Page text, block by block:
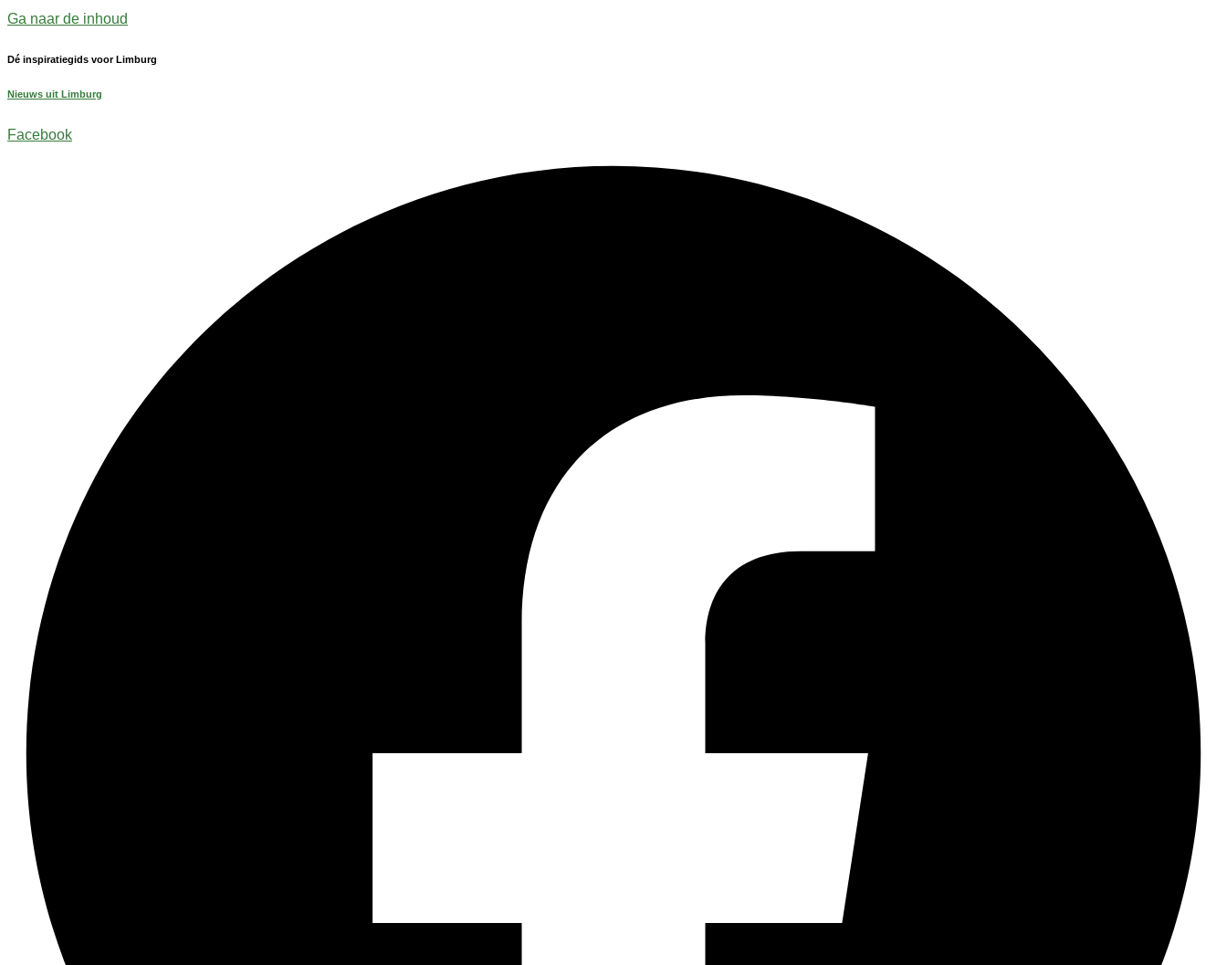
Ga naar de inhoud
Dé inspiratiegids voor Limburg
Nieuws uit Limburg
Facebook